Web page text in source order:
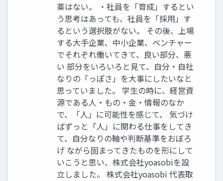
薬はない。 ‧社員を「育成」するとい
う思考はあっても、社員を「採⽤」す
るという選択肢がない。 その後、上場
する⼤⼿企業、中⼩企業、ベンチャー
でそれぞれ働いてきて、良い部分、悪
い 部分をいろいろと⾒て、⾃分‧⾃社
なりの「っぽさ」を⼤事にしたいなと
思っていました。 学⽣の時に、経営資
源である⼈‧もの‧⾦‧情報のなか
で、「⼈」に可能性を感じて、 気づけ
ばずっと「⼈」に関わる仕事をしてき
て、⾃分なりの軸や判断基準をおぼろ
げ ながら固まってきたものを形にして
いこうと思い、株式会社yoasobiを設
⽴しました。 株式会社yoasobi 代表取